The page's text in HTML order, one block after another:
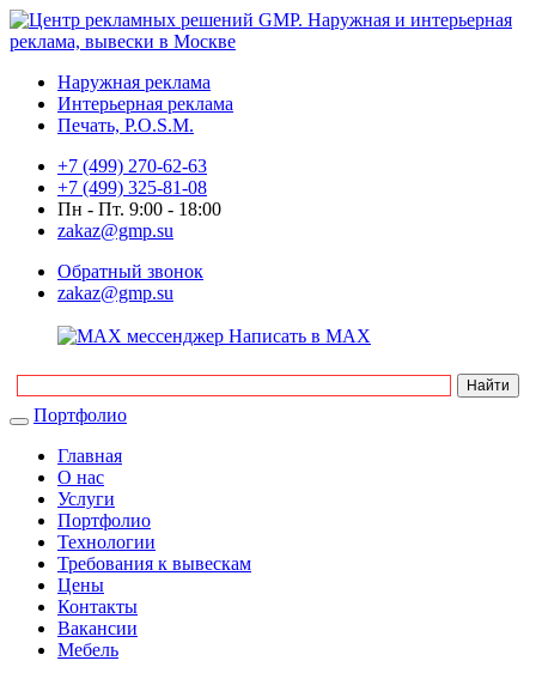
Наружная реклама
Интерьерная реклама
Печать, P.O.S.M.
+7 (499) 270-62-63
+7 (499) 325-81-08
Пн - Пт. 9:00 - 18:00
zakaz@gmp.su
Обратный звонок
zakaz@gmp.su
Написать в MAX
Портфолио
Главная
О нас
Услуги
Портфолио
Технологии
Требования к вывескам
Цены
Контакты
Вакансии
Мебель